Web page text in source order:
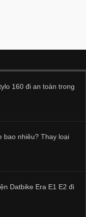
160 đi an toàn trong
bao nhiêu? Thay loại
Datbike Era E1 E2 đi